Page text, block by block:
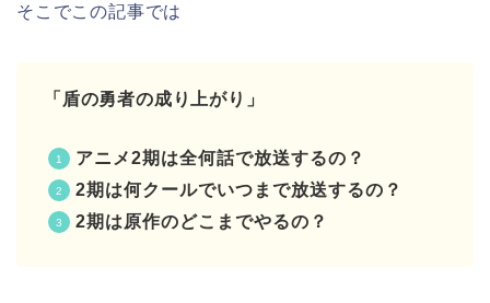
そこでこの記事では
「盾の勇者の成り上がり」
アニメ2期は全何話で放送するの？
2期は何クールでいつまで放送するの？
2期は原作のどこまでやるの？